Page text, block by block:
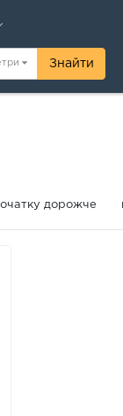
Знайти
дорожче